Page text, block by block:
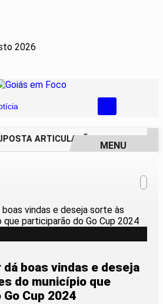
2026
ARTICULAÇÃO PARA
MENU
boas vindas e deseja
do município que
Cup 2024